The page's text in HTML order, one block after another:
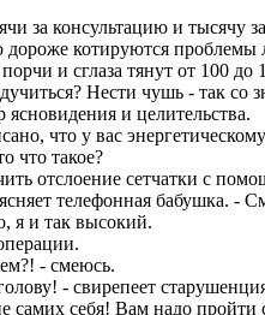
за консультацию и тысячу
дороже котируются
и сглаза тянут от 100 до
Нести чушь - так со
ясновидения и целительства.
что у вас
что такое?
отслоение сетчатки с
телефонная бабушка. -
я и так высокий.
- смеюсь.
- свирепеет
самих себя! Вам надо пройти